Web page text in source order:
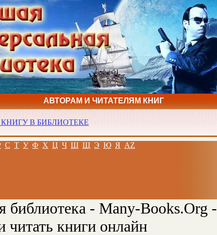
АВТОРАМ И ЧИТАТЕЛЯМ КНИГ
В БИБЛИОТЕКЕ
С Т У Ф Х Ц Ч Ш Щ Э Ю Я AZ
библиотека - Many-Books.Org -
читать книги онлайн